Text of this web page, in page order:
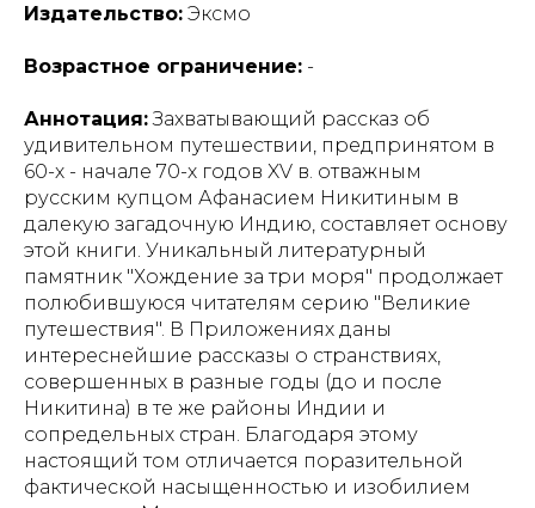
Издательство: Эксмо
Возрастное ограничение: -
Аннотация:Захватывающий рассказ об
удивительном путешествии, предпринятом в
60-х - начале 70-х годов XV в. отважным
русским купцом Афанасием Никитиным в
далекую загадочную Индию, составляет основу
этой книги. Уникальный литературный
памятник "Хождение за три моря" продолжает
полюбившуюся читателям серию "Великие
путешествия". В Приложениях даны
интереснейшие рассказы о странствиях,
совершенных в разные годы (до и после
Никитина) в те же районы Индии и
сопредельных стран. Благодаря этому
настоящий том отличается поразительной
фактической насыщенностью и изобилием